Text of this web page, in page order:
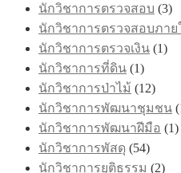
นักวิชาการตรวจสอบ (3)
นักวิชาการตรวจสอบภาย
นักวิชาการตรวจเงิน (1)
นักวิชาการที่ดิน (1)
นักวิชาการป่าไม้ (12)
นักวิชาการพัฒนาชุมชน
นักวิชาการพัฒนาฝีมือ (1)
นักวิชาการพัสดุ (54)
นักวิชาการยุติธรรม (2)